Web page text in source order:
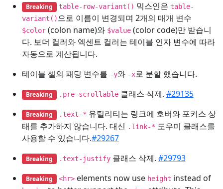
Breaking table-row-variant() 믹스인은 table-
variant()으로 이름이 변경되며 2개의 매개 변수
$color (colon name)와 $value (color code)만 받습니
다. 보더 컬러와 엑센트 컬러는 테이블 인자 변수에 따라
자동으로 계산됩니다.
테이블 셀의 패딩 변수를 -y와 -x로 분할 했습니다.
Breaking .pre-scrollable클래스 삭제. #29135
Breaking .text-* 유틸리티는 링크에 호버와 포커스 상
태를 추가하지 않습니다. 대신 .link-* 도우미 클래스를
사용할 수 있습니다.#29267
Breaking .text-justify클래스 삭제. #29793
Breaking <hr>elements now use height instead of